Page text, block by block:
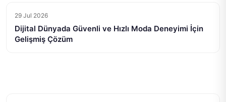
29 Jul 2026
Dijital Dünyada Güvenli ve Hızlı Moda Deneyimi İçin
Gelişmiş Çözüm